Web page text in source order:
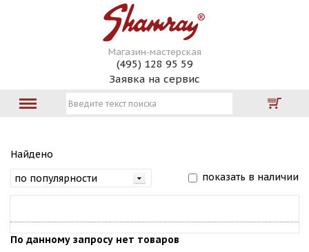
Магазин-мастерская
(495) 128 95 59
Заявка на сервис
Найдено
показать в наличии
По данному запросу нет товаров